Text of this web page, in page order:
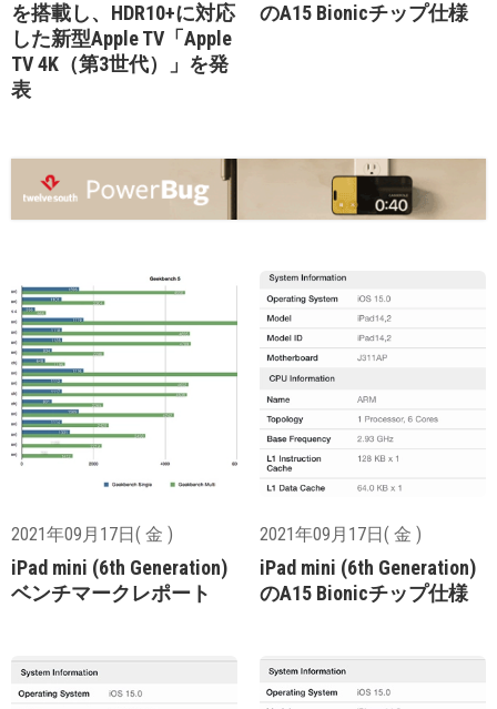
を搭載し、HDR10+に対応
した新型Apple TV「Apple
TV 4K（第3世代）」を発
表
のA15 Bionicチップ仕様
2021年09月17日( 金 )
iPad mini (6th Generation)
ベンチマークレポート
2021年09月17日( 金 )
iPad mini (6th Generation)
のA15 Bionicチップ仕様